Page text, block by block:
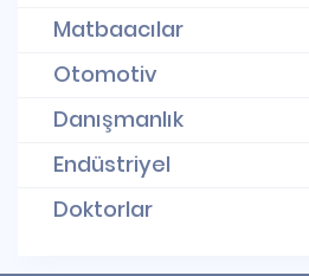
Matbaacılar
Otomotiv
Danışmanlık
Endüstriyel
Doktorlar